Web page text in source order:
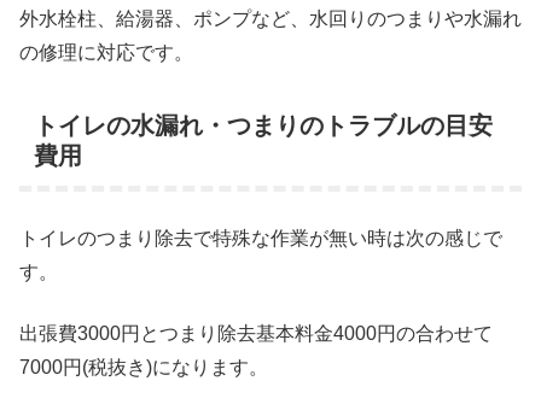
外水栓柱、給湯器、ポンプなど、水回りのつまりや水漏れ
の修理に対応です。
トイレの水漏れ・つまりのトラブルの目安
費用
トイレのつまり除去で特殊な作業が無い時は次の感じで
す。
出張費3000円とつまり除去基本料金4000円の合わせて
7000円(税抜き)になります。